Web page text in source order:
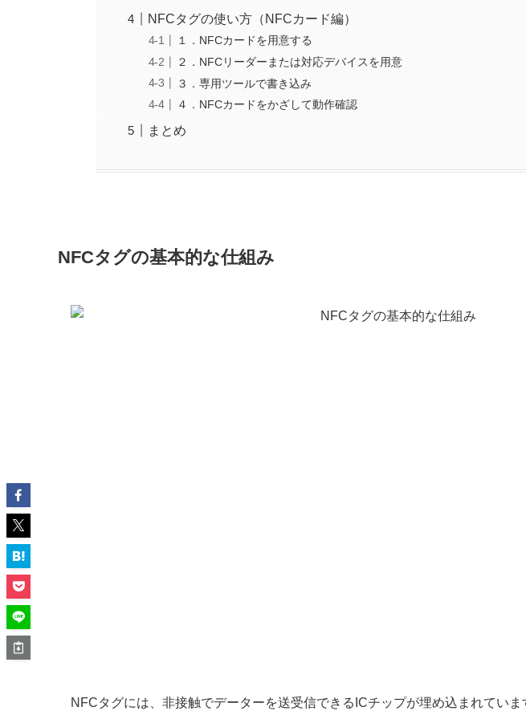
NFCタグの使い方（NFCカード編）
１．NFCカードを用意する
２．NFCリーダーまたは対応デバイスを用意
３．専用ツールで書き込み
４．NFCカードをかざして動作確認
まとめ
NFCタグの基本的な仕組み
NFCタグには、非接触でデーターを送受信できるICチップが埋め込まれていま